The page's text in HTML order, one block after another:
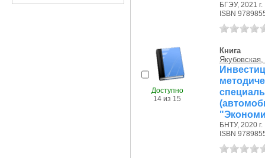
БГЭУ, 2021 г.
ISBN
Доступно
14 из 15
Книга
БНТУ, 2020 г.
ISBN